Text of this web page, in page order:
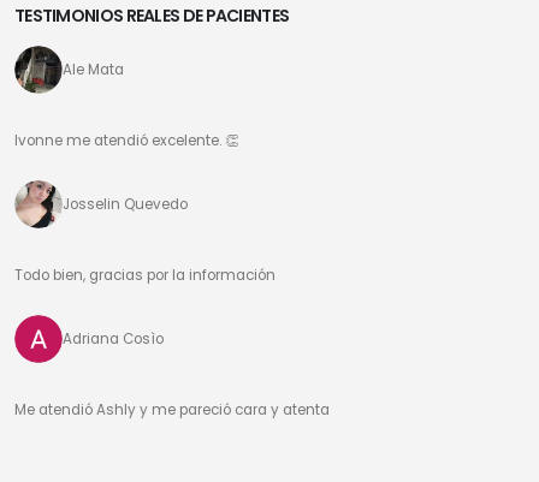
TESTIMONIOS REALES DE PACIENTES
Ale Mata
Ivonne me atendió excelente. 👏
Josselin Quevedo
Todo bien, gracias por la información
Adriana Cosìo
Me atendió Ashly y me pareció cara y atenta